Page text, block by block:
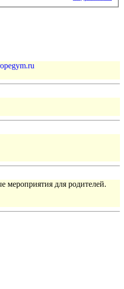
мероприятия для родителей.